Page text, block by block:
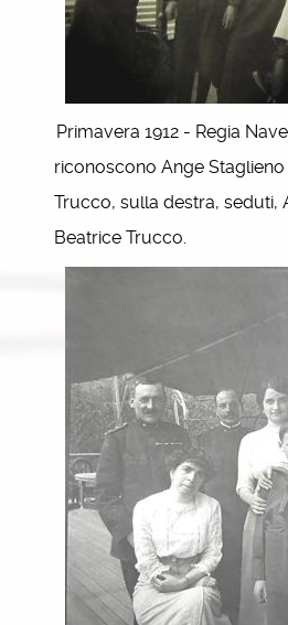
Primavera 1912 - Regia
riconoscono Ange
Trucco, sulla destra, seduti,
Beatrice Trucco.